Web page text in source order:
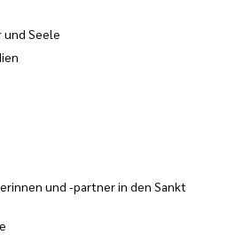
und Seele
und -partner in den Sankt